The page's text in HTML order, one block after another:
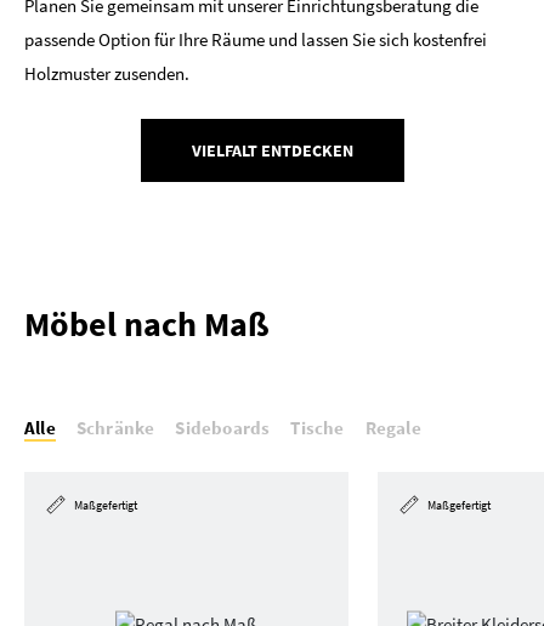
Planen Sie gemeinsam mit unserer Einrichtungsberatung die
passende Option für Ihre Räume und lassen Sie sich kostenfrei
Holzmuster zusenden.
VIELFALT ENTDECKEN
Möbel nach Maß
Alle Schränke Sideboards Tische Regale
Maßgefertigt Maßgefertigt